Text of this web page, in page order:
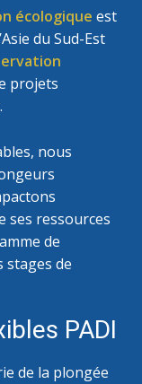
écologique est
du Sud-Est
projets
nous
ses ressources
de
stages de
PADI
de la plongée